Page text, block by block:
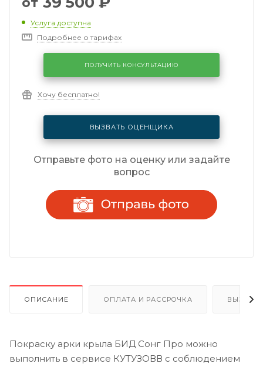
Услуга доступна
Подробнее о тарифах
ПОЛУЧИТЬ КОНСУЛЬТАЦИЮ
Хочу бесплатно!
ВЫЗВАТЬ ОЦЕНЩИКА
Отправьте фото на оценку или задайте
вопрос
ОПИСАНИЕ ОПЛАТА И РАССРОЧКА ВЫЗОВ
Покраску арки крыла БИД Сонг Про можно
выполнить в сервисе КУТУЗОВВ с соблюдением